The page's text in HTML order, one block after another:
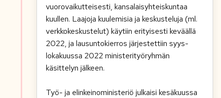
vuorovaikutteisesti, kansalaisyhteiskuntaa
kuullen. Laajoja kuulemisia ja keskusteluja (ml.
verkkokeskustelut) käytiin erityisesti keväällä
2022, ja lausuntokierros järjestettiin syys-
lokakuussa 2022 ministerityöryhmän
käsittelyn jälkeen.
Työ- ja elinkeinoministeriö julkaisi kesäkuussa